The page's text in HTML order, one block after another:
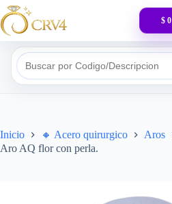
$ 0
Buscar por Codigo/Descripcion
Inicio 🔸​ Acero quirurgico
Aros
Aro AQ flor con perla.